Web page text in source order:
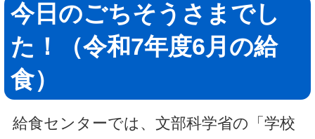
今日のごちそうさまでし
た！（令和7年度6月の給
食）
給食センターでは、文部科学省の「学校